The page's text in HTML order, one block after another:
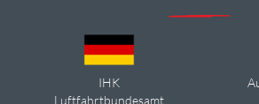
IHK
Luftfahrtbundesamt